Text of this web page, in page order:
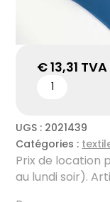
€13,31
UGS : 2021439
Catégories :
Prix ​​de location
au lundi soir).